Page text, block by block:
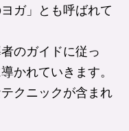
ガ」とも呼ばれて
のガイドに従っ
かれていきます。
クニックが含まれ